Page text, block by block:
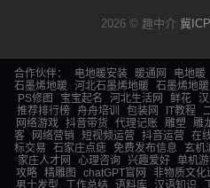
2026 © 趣中介 冀
合作伙伴： 电地暖安装 暖通网 电地暖
石墨烯地暖
河北石墨烯地暖 石墨烯地暖
PS修图
宝宝起名 河北生活网 鲜花
推荐排行榜
舟舟培训 包装网 IT教程
网络游戏 抖音带货 代理记账 雕塑 雕
客
网络营销 短视频运营 抖音运营 在
标交易
石家庄点痣 免费发布信息 玄机
家庄人才网
心理咨询 兴趣爱好 单机
攻略 精雕图 chatGPT官网 非物质文化
男士发型
工作总结 语料库 汉语知识